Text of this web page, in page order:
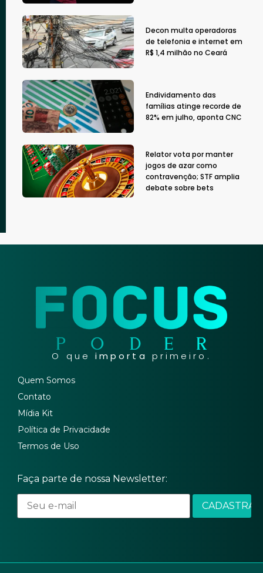
Decon multa operadoras
de telefonia e internet em
R$ 1,4 milhão no Ceará
Endividamento das
famílias atinge recorde de
82% em julho, aponta CNC
Relator vota por manter
jogos de azar como
contravenção; STF amplia
debate sobre bets
O que importa primeiro.
Quem Somos
Contato
Mídia Kit
Política de Privacidade
Termos de Uso
Faça parte de nossa Newsletter: